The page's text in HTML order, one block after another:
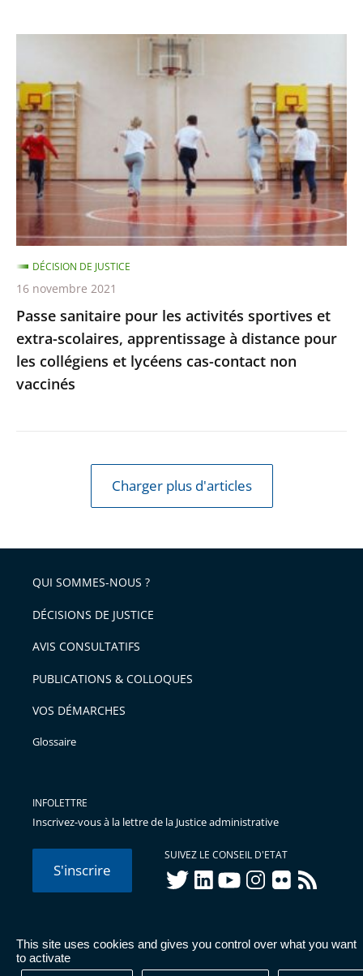
This site uses cookies and gives you control over what you want
to activate
des
pour
les
activités
sportives
et
extra-
scolaires,
apprentissage
à
distance
pour
les
collégiens
et
Passe sanitaire pour les activités sportives et
extra-scolaires, apprentissage à distance pour
les collégiens et lycéens cas-contact non
vaccinés
DÉCISION DE JUSTICE
16 novembre 2021
Charger plus d'articles
QUI SOMMES-NOUS ?
DÉCISIONS DE JUSTICE
AVIS CONSULTATIFS
PUBLICATIONS & COLLOQUES
VOS DÉMARCHES
Glossaire
INFOLETTRE
Inscrivez-vous à la lettre de la Justice administrative
S'inscrire
SUIVEZ LE CONSEIL D'ETAT
twitterlinkedInyoutubeinstagram
flickr rss
© Conseil d'État 2026 - Mentions légales
Données
personnelles-Publications administratives-Accessibilité :